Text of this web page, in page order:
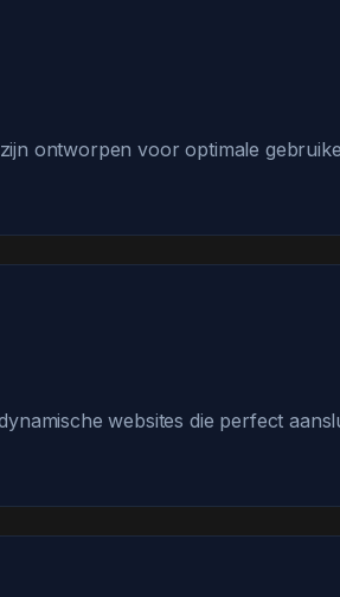
ontworpen voor optimale
websites die perfect